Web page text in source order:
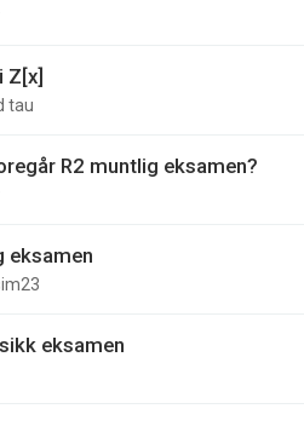
Z[x]
tau
R2 muntlig eksamen?
eksamen
eksamen